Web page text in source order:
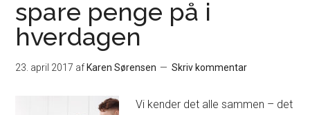
spare penge på i
hverdagen
23. april 2017 af Karen Sørensen Skriv kommentar
Vi kender det alle sammen – det